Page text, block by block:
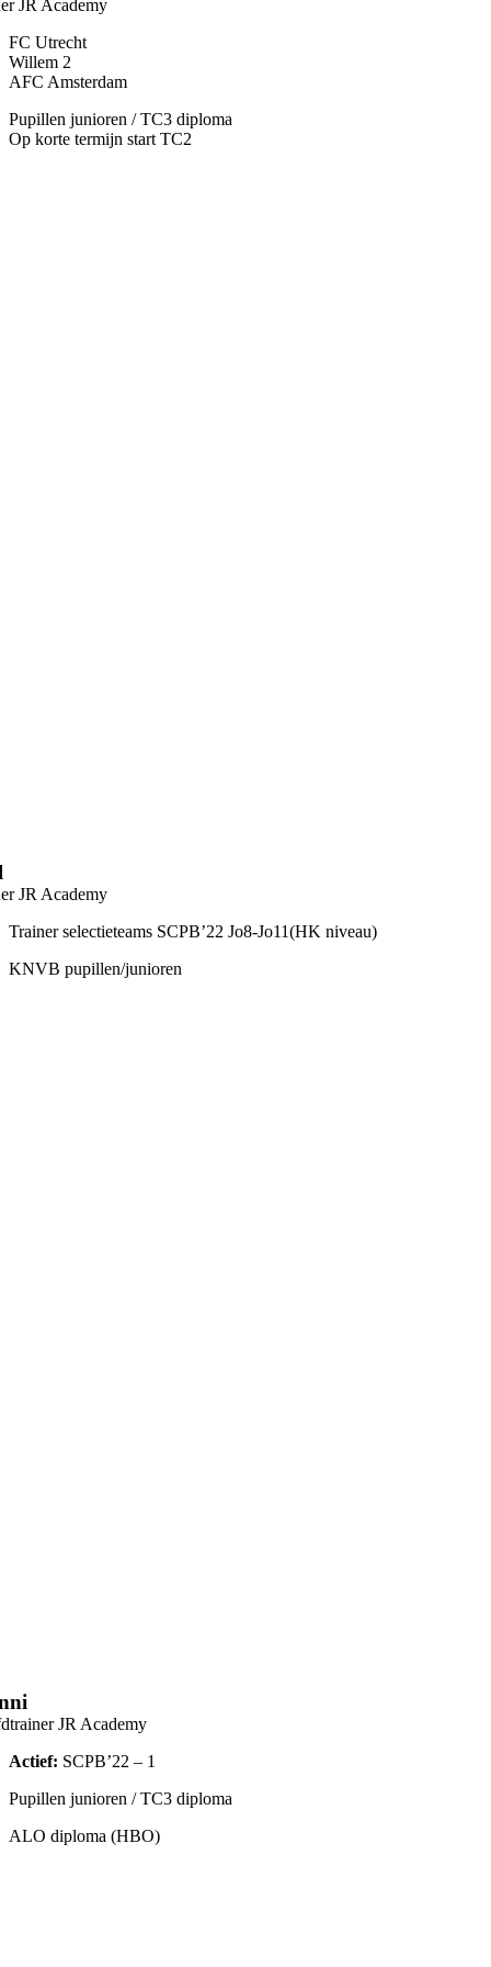
JR Academy
FC Utrecht
Willem 2
AFC Amsterdam
Pupillen junioren / TC3 diploma
Op korte termijn start TC2
JR Academy
Trainer selectieteams SCPB’22 Jo8-Jo11(HK niveau)
KNVB pupillen/junioren
JR Academy
Actief: SCPB’22 – 1
Pupillen junioren / TC3 diploma
ALO diploma (HBO)